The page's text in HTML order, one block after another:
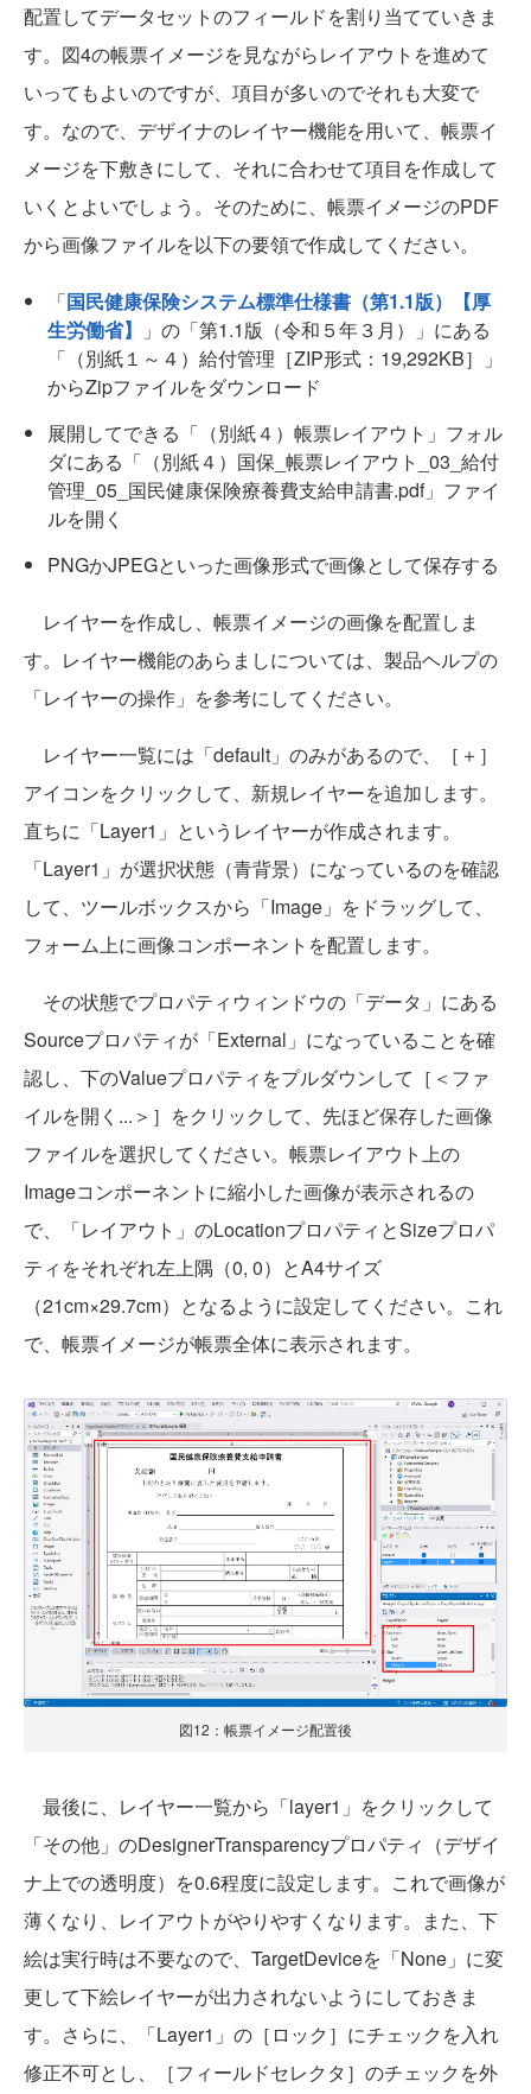
配置してデータセットのフィールドを割り当てていきま
す。図4の帳票イメージを見ながらレイアウトを進めて
いってもよいのですが、項目が多いのでそれも大変で
す。なので、デザイナのレイヤー機能を用いて、帳票イ
メージを下敷きにして、それに合わせて項目を作成して
いくとよいでしょう。そのために、帳票イメージのPDF
から画像ファイルを以下の要領で作成してください。
「国民健康保険システム標準仕様書（第1.1版）【厚
生労働省】
」の「第1.1版（令和５年３月）」にある
「（別紙１～４）給付管理［ZIP形式：19,292KB］」
からZipファイルをダウンロード
展開してできる「（別紙４）帳票レイアウト」フォル
ダにある「（別紙４）国保_帳票レイアウト_03_給付
管理_05_国民健康保険療養費支給申請書.pdf」ファイ
ルを開く
PNGかJPEGといった画像形式で画像として保存する
レイヤーを作成し、帳票イメージの画像を配置しま
す。レイヤー機能のあらましについては、製品ヘルプの
「レイヤーの操作」を参考にしてください。
レイヤー一覧には「default」のみがあるので、［＋］
アイコンをクリックして、新規レイヤーを追加します。
直ちに「Layer1」というレイヤーが作成されます。
「Layer1」が選択状態（青背景）になっているのを確認
して、ツールボックスから「Image」をドラッグして、
フォーム上に画像コンポーネントを配置します。
その状態でプロパティウィンドウの「データ」にある
Sourceプロパティが「External」になっていることを確
認し、下のValueプロパティをプルダウンして［＜ファ
イルを開く...＞］をクリックして、先ほど保存した画像
ファイルを選択してください。帳票レイアウト上の
Imageコンポーネントに縮小した画像が表示されるの
で、「レイアウト」のLocationプロパティとSizeプロパ
ティをそれぞれ左上隅（0, 0）とA4サイズ
（21cm×29.7cm）となるように設定してください。これ
で、帳票イメージが帳票全体に表示されます。
図12：帳票イメージ配置後
最後に、レイヤー一覧から「layer1」をクリックして
「その他」のDesignerTransparencyプロパティ（デザイ
ナ上での透明度）を0.6程度に設定します。これで画像が
薄くなり、レイアウトがやりやすくなります。また、下
絵は実行時は不要なので、TargetDeviceを「None」に変
更して下絵レイヤーが出力されないようにしておきま
す。さらに、「Layer1」の［ロック］にチェックを入れ
修正不可とし、［フィールドセレクタ］のチェックを外